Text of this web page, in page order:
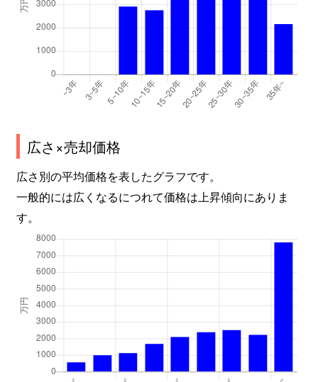
広さ×売却価格
広さ別の平均価格を表したグラフです。
一般的には広くなるにつれて価格は上昇傾向にありま
す。